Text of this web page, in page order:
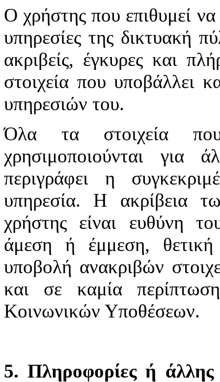
Ο χρήστης που επιθυμεί να
υπηρεσίες της δικτυακή
ακριβείς, έγκυρες και
στοιχεία που υποβάλλει
υπηρεσιών του.
Όλα τα στοιχεία
χρησιμοποιούνται
περιγράφει η
υπηρεσία. Η ακρίβεια
χρήστης είναι ευθύνη
άμεση ή έμμεση,
υποβολή ανακριβών
και σε καμία
Κοινωνικών Υποθέσεων.
5. Πληροφορίες ή άλλης